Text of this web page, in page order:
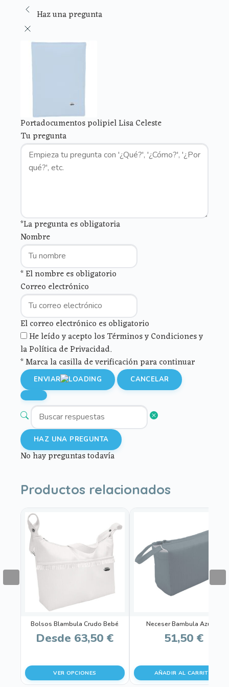
Haz una pregunta
Portadocumentos polipiel Lisa Celeste
Tu pregunta
*La pregunta es obligatoria
Nombre
* El nombre es obligatorio
Correo electrónico
El correo electrónico es obligatorio
He leído y acepto los Términos y Condiciones y
la Política de Privacidad.
* Marca la casilla de verificación para continuar
ENVIAR CANCELAR
HAZ UNA PREGUNTA
No hay preguntas todavía
Productos relacionados
Bolsos Blambula Crudo Bebé
Desde 63,50 €
VER OPCIONES
Este
producto
tiene
múltiples
variantes.
opciones
elegir
página
de
Neceser Bambula Azulón
51,50 €
AÑADIR AL CARRITO